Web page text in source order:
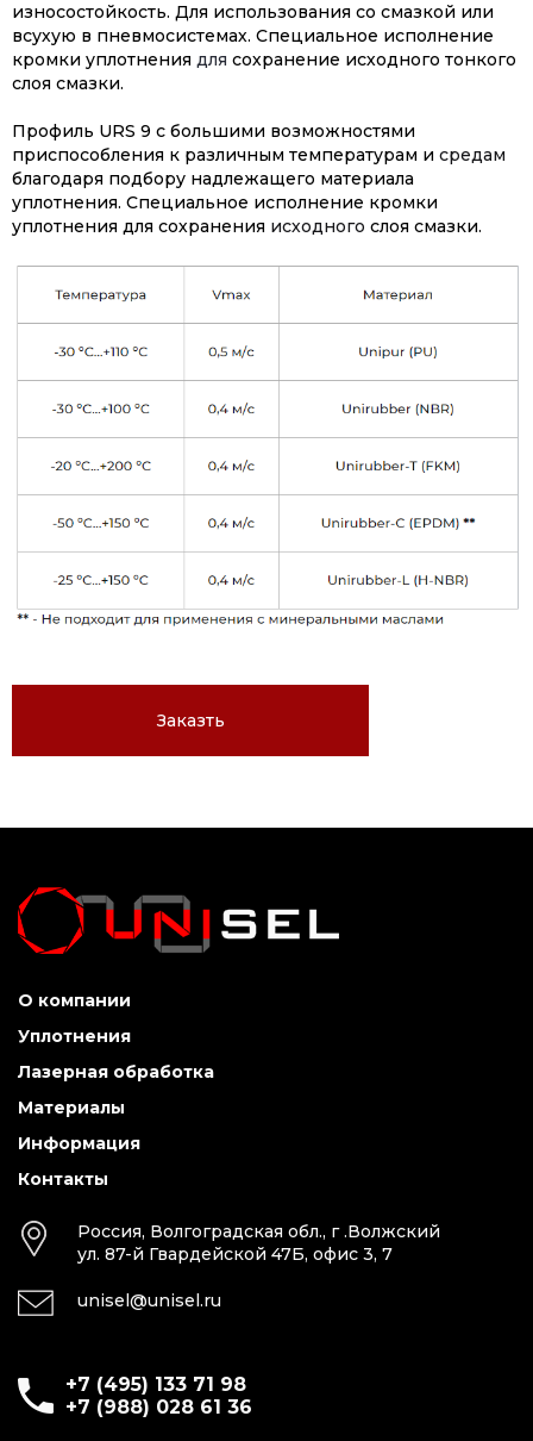
износостойкость. Для использования со смазкой или
всухую в пневмосистемах. Специальное исполнение
кромки уплотнения для сохранение исходного тонкого
слоя смазки.
Профиль URS 9 с большими возможностями
приспособления к различным температурам и средам
благодаря подбору надлежащего материала
уплотнения. Специальное исполнение кромки
уплотнения для сохранения исходного слоя смазки.
Заказть
О компании
Уплотнения
Лазерная обработка
Материалы
Информация
Контакты
Россия, Волгоградская обл., г .Волжский
ул. 87-й Гвардейской 47Б, офис 3, 7
unisel@unisel.ru
+7 (495) 133 71 98
+7 (988) 028 61 36